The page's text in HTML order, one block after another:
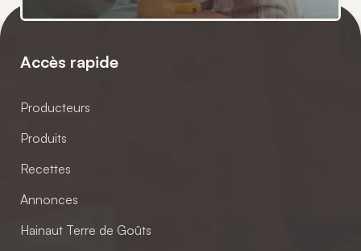
Accès rapide
Producteurs
Produits
Recettes
Annonces
Hainaut Terre de Goûts